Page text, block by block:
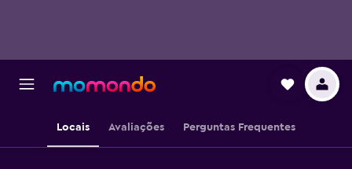
Locais Avaliações Perguntas Frequentes